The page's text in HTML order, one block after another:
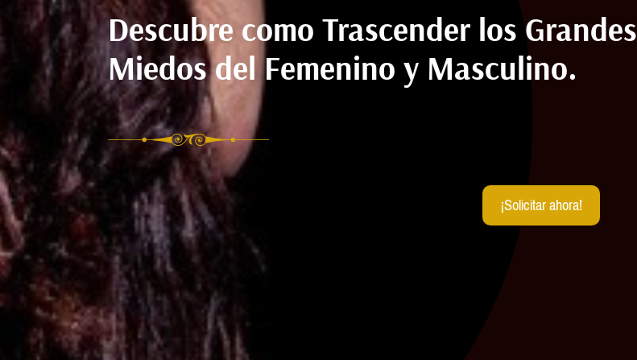
Descubre como Trascender los Grandes
Miedos del Femenino y Masculino.
¡Solicitar ahora!